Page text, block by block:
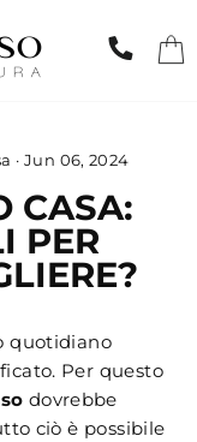
· Jun 06, 2024
CASA:
PER
quotidiano
Per questo
dovrebbe
ciò è possibile